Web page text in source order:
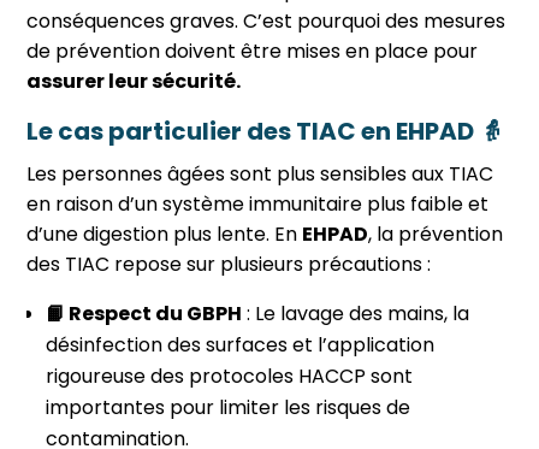
conséquences graves. C’est pourquoi des mesures
de prévention doivent être mises en place pour
assurer leur sécurité.
Le cas particulier des TIAC en EHPAD 👵
Les personnes âgées sont plus sensibles aux TIAC
en raison d’un système immunitaire plus faible et
d’une digestion plus lente. En EHPAD, la prévention
des TIAC repose sur plusieurs précautions :
📙 Respect du GBPH : Le lavage des mains, la
désinfection des surfaces et l’application
rigoureuse des protocoles HACCP sont
importantes pour limiter les risques de
contamination.